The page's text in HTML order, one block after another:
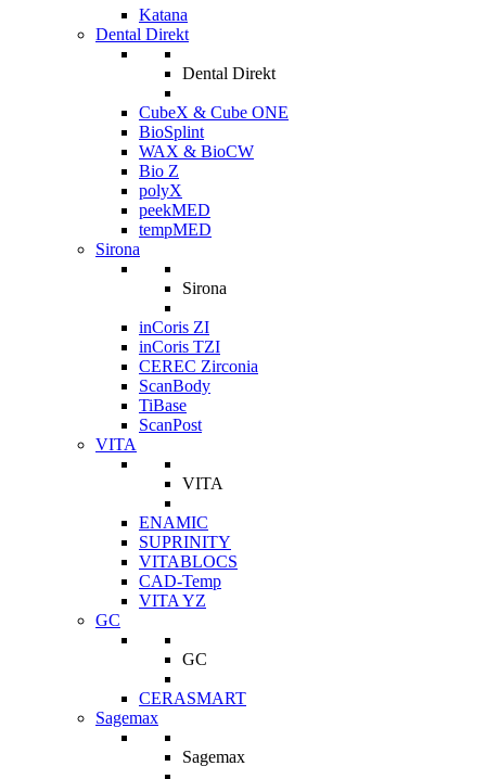
Katana
Dental Direkt
Dental Direkt
CubeX & Cube ONE
BioSplint
WAX & BioCW
Bio Z
polyX
peekMED
tempMED
Sirona
Sirona
inCoris ZI
inCoris TZI
CEREC Zirconia
ScanBody
TiBase
ScanPost
VITA
VITA
ENAMIC
SUPRINITY
VITABLOCS
CAD-Temp
VITA YZ
GC
GC
CERASMART
Sagemax
Sagemax